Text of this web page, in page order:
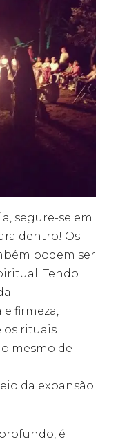
segure-se em
dentro! Os
podem ser
Tendo
firmeza,
os rituais
mesmo de
da expansão
é